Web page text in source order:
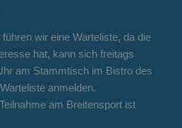
wir eine Warteliste, da die
hat, kann sich freitags
am Stammtisch im Bistro des
anmelden.
am Breitensport ist